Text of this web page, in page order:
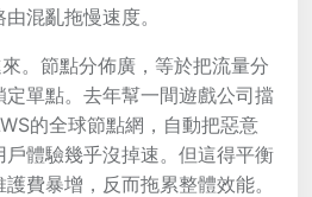
混亂拖慢速度。
。節點分佈廣，等於把流量分
單點。去年幫一間遊戲公司擋
的全球節點網，自動把惡意
體驗幾乎沒掉速。但這得平衡
費暴增，反而拖累整體效能。